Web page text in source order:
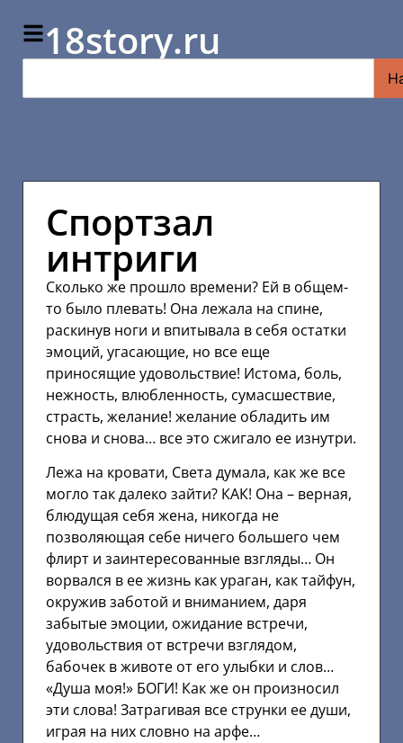
18story.ru
Спортзал
интриги
Сколько же прошло времени? Ей в общем-
то было плевать! Она лежала на спине,
раскинув ноги и впитывала в себя остатки
эмоций, угасающие, но все еще
приносящие удовольствие! Истома, боль,
нежность, влюбленность, сумасшествие,
страсть, желание! желание обладить им
снова и снова… все это сжигало ее изнутри.
Лежа на кровати, Света думала, как же все
могло так далеко зайти? КАК! Она – верная,
блюдущая себя жена, никогда не
позволяющая себе ничего большего чем
флирт и заинтересованные взгляды… Он
ворвался в ее жизнь как ураган, как тайфун,
окружив заботой и вниманием, даря
забытые эмоции, ожидание встречи,
удовольствия от встречи взглядом,
бабочек в животе от его улыбки и слов…
«Душа моя!» БОГИ! Как же он произносил
эти слова! Затрагивая все струнки ее души,
играя на них словно на арфе…